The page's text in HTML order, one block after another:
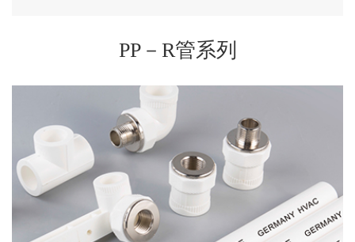
PP－R管系列